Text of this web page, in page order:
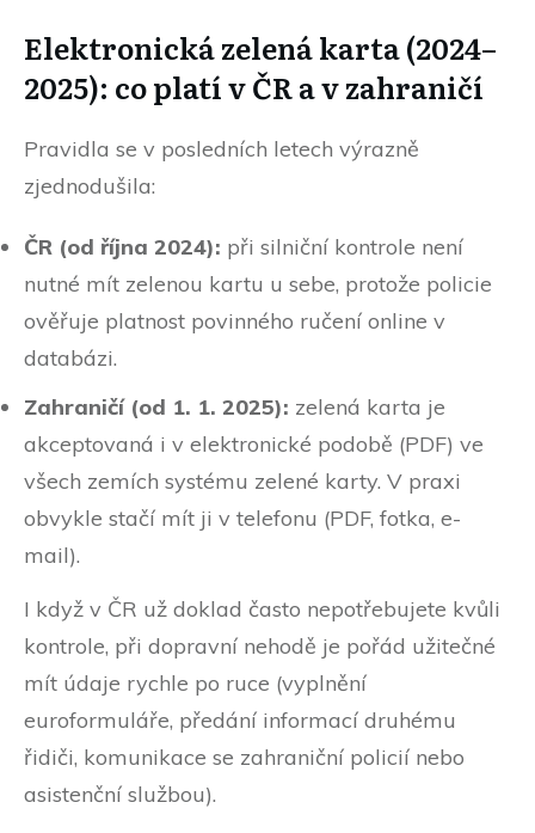
Elektronická zelená karta (2024–
2025): co platí v ČR a v zahraničí
Pravidla se v posledních letech výrazně
zjednodušila:
ČR (od října 2024): při silniční kontrole není
nutné mít zelenou kartu u sebe, protože policie
ověřuje platnost povinného ručení online v
databázi.
Zahraničí (od 1. 1. 2025): zelená karta je
akceptovaná i v elektronické podobě (PDF) ve
všech zemích systému zelené karty. V praxi
obvykle stačí mít ji v telefonu (PDF, fotka, e-
mail).
I když v ČR už doklad často nepotřebujete kvůli
kontrole, při dopravní nehodě je pořád užitečné
mít údaje rychle po ruce (vyplnění
euroformuláře, předání informací druhému
řidiči, komunikace se zahraniční policií nebo
asistenční službou).